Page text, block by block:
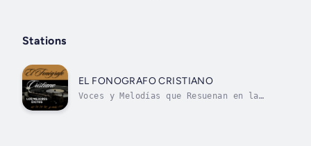
Stations
EL FONOGRAFO CRISTIANO
Voces y Melodías que Resuenan en la